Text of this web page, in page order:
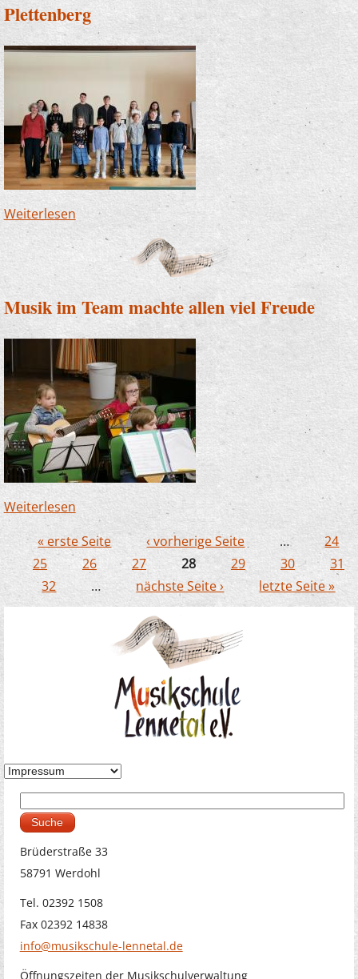
Plettenberg
Weiterlesen über Tastentöne in der Martin-Luther-Schule
Plettenberg
Musik im Team machte allen viel Freude
Weiterlesen über Musik im Team machte allen viel Freude
Seiten
« erste Seite ‹ vorherige Seite …
24
25
26 27 28 29 30
31
32
… nächste Seite › letzte Seite »
Suchformular
Brüderstraße 33
58791 Werdohl
Tel. 02392 1508
Fax 02392 14838
info@musikschule-lennetal.de
Öffnungszeiten der Musikschulverwaltung